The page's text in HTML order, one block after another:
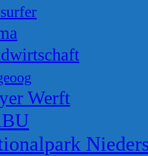
Werft